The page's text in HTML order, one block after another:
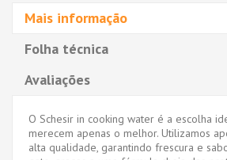
Mais informação
Folha técnica
Avaliações
O Schesir in cooking water é a escolha
merecem apenas o melhor. Utilizamos
alta qualidade, garantindo frescura e